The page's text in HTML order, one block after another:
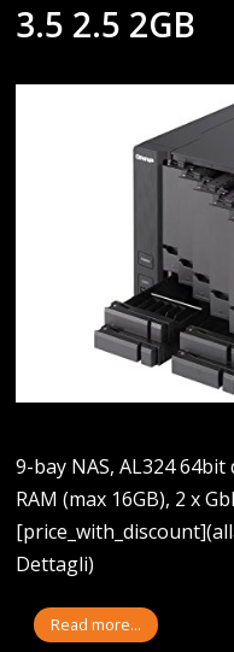
3.5 2.5 2GB
9-bay NAS, AL324 64bit
RAM (max 16GB), 2 x
Dettagli)
Read more...